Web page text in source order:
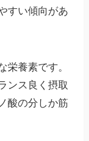
すい傾向があ
栄養素です。
ンス良く摂取
酸の分しか筋